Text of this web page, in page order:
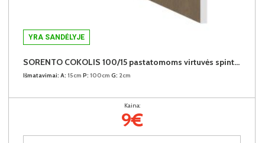
YRA SANDĖLYJE
SORENTO COKOLIS 100/15 pastatomoms virtuvės spintelėms
Išmatavimai: A: 15cm P: 100cm G: 2cm
Kaina:
9€